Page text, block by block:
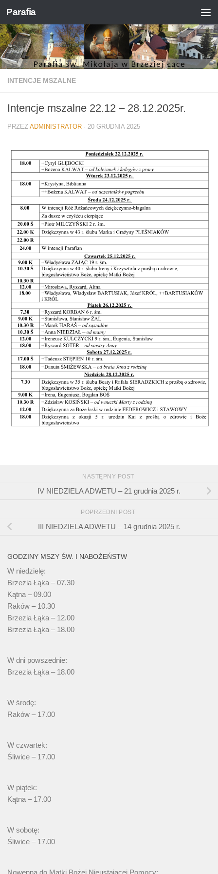
Skip to content
Parafia
INTENCJE MSZALNE
Intencje mszalne 22.12 – 28.12.2025r.
PRZEZ ADMINISTRATOR · 20 GRUDNIA 2025
NASTĘPNY POST
IV NIEDZIELA ADWETU – 21 grudnia 2025 r.
POPRZEDNI POST
III NIEDZIELA ADWETU – 14 grudnia 2025 r.
GODZINY MSZY ŚW. I NABOŻEŃSTW
W niedzielę:
Brzezia Łąka – 07.30
Kątna – 09.00
Raków – 10.30
Brzezia Łąka – 12.00
Brzezia Łąka – 18.00
W dni powszednie:
Brzezia Łąka – 18.00
W środę:
Raków – 17.00
W czwartek:
Śliwice – 17.00
W piątek:
Kątna – 17.00
W sobotę:
Śliwice – 17.00